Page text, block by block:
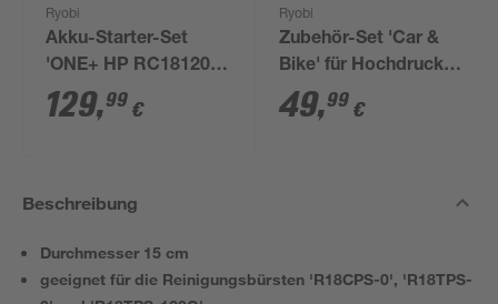
Ryobi
Akku-Starter-Set
'ONE+ HP RC18120-
150X' 18 V 5,0 Ah mit
Akku und Ladegerät
129,99 €
Ryobi
Zubehör-Set 'Car &
Bike' für Hochdruck-
und
Mitteldruckreiniger 5-
49,99 €
Beschreibung
Durchmesser 15 cm
geeignet für die Reinigungsbürsten 'R18CPS-0', 'R18TPS-